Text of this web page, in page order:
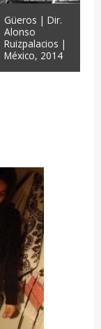
Güeros | Dir.
Alonso
Ruizpalacios |
México, 2014